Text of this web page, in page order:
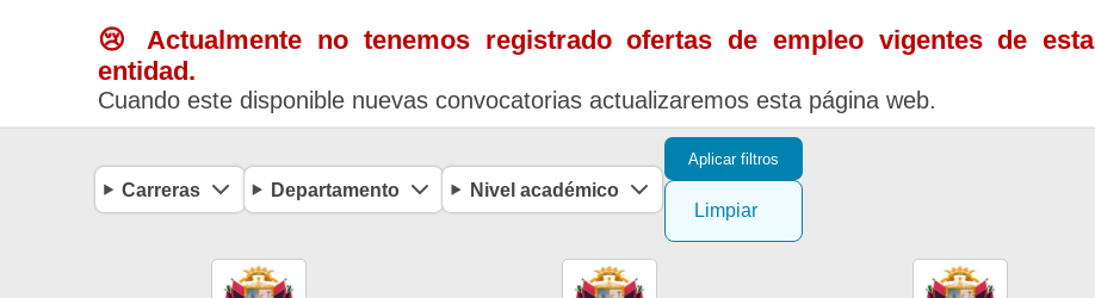
😢 Actualmente no tenemos registrado ofertas de empleo vigentes de esta
entidad.
Cuando este disponible nuevas convocatorias actualizaremos esta página web.
Carreras Departamento Nivel académico
Aplicar filtros
Limpiar